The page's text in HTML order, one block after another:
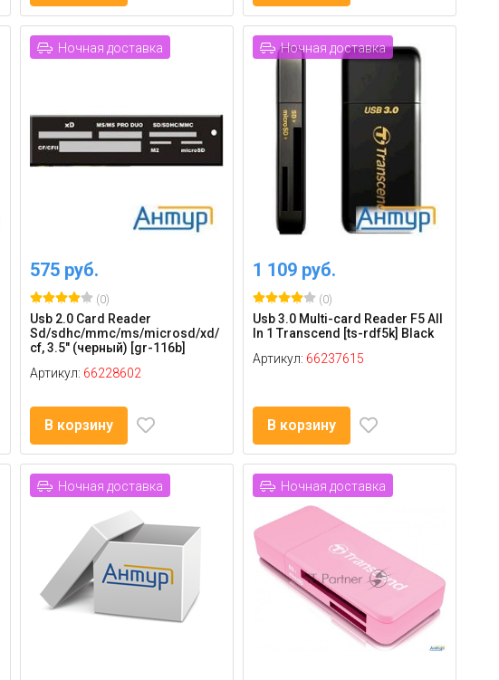
Ночная доставка
575 руб.
(0)
Usb 2.0 Card Reader
Sd/sdhc/mmc/ms/microsd/xd/
cf, 3.5" (черный) [gr-116b]
Артикул: 66228602
В корзину
Ночная доставка
1 109 руб.
(0)
Usb 3.0 Multi-card Reader F5 All
In 1 Transcend [ts-rdf5k] Black
Артикул: 66237615
В корзину
Ночная доставка Ночная доставка